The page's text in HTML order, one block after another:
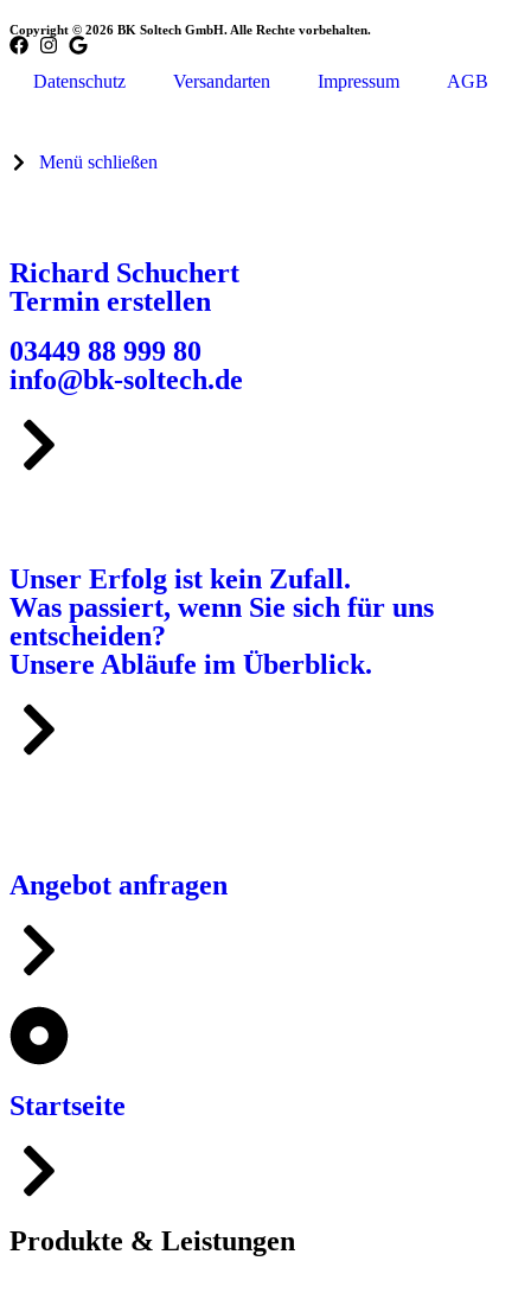
Copyright © 2026 BK Soltech GmbH. Alle Rechte vorbehalten.
Datenschutz Versandarten Impressum AGB
Menü schließen
Richard Schuchert
Termin erstellen
03449 88 999 80
info@bk-soltech.de
Unser Erfolg ist kein Zufall.
Was passiert, wenn Sie sich für uns
entscheiden?
Unsere Abläufe im Überblick.
Angebot anfragen
Startseite
Produkte & Leistungen